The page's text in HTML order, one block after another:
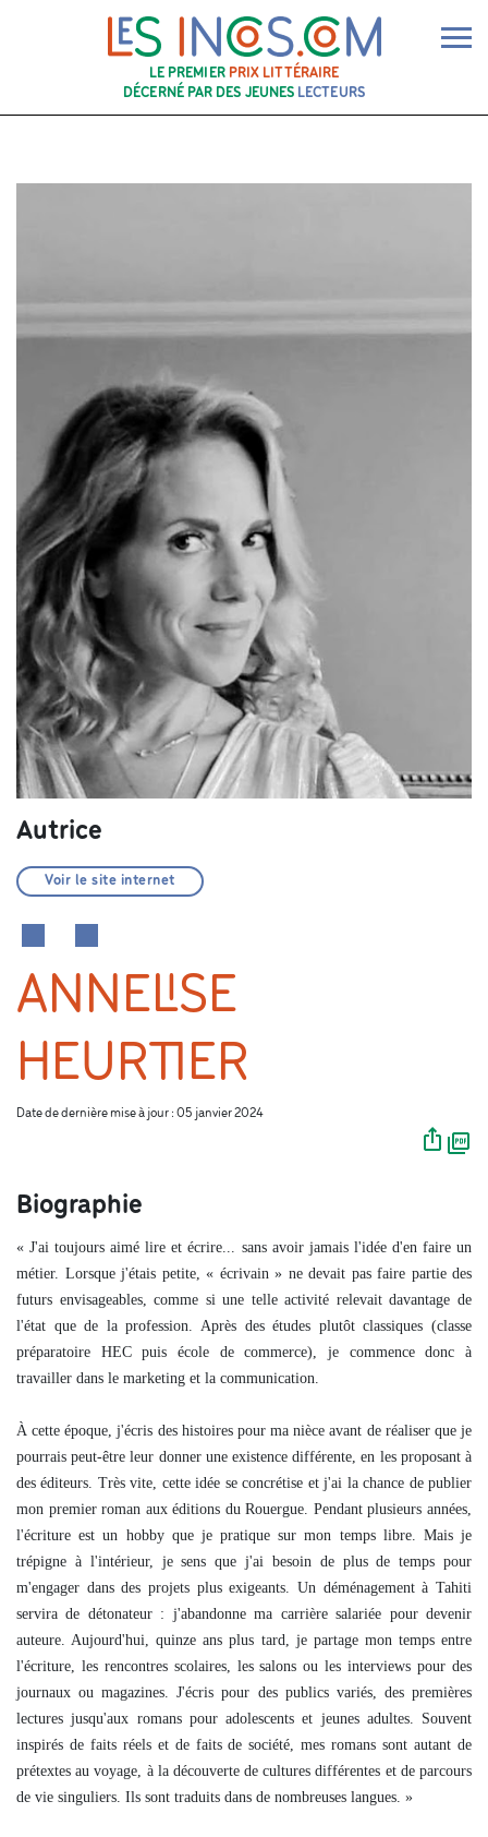
LE PREMIER PRIX LITTÉRAIRE
DÉCERNÉ PAR DES JEUNES LECTEURS
Autrice
Voir le site internet
ANNELISE
HEURTIER
Date de dernière mise à jour : 05 janvier 2024
Biographie
«J'ai toujours aimé lire et écrire... sans avoir jamais l'idée d'en faire un
métier. Lorsque j'étais petite, « écrivain » ne devait pas faire partie des
futurs envisageables, comme si une telle activité relevait davantage de
l'état que de la profession. Après des études plutôt classiques (classe
préparatoire HEC puis école de commerce), je commence donc à
travailler dans le marketing et la communication.
À cette époque, j'écris des histoires pour ma nièce avant de réaliser que je
pourrais peut-être leur donner une existence différente, en les proposant à
des éditeurs. Très vite, cette idée se concrétise et j'ai la chance de publier
mon premier roman aux éditions du Rouergue. Pendant plusieurs années,
l'écriture est un hobby que je pratique sur mon temps libre. Mais je
trépigne à l'intérieur, je sens que j'ai besoin de plus de temps pour
m'engager dans des projets plus exigeants. Un déménagement à Tahiti
servira de détonateur : j'abandonne ma carrière salariée pour devenir
auteure. Aujourd'hui, quinze ans plus tard, je partage mon temps entre
l'écriture, les rencontres scolaires, les salons ou les interviews pour des
journaux ou magazines. J'écris pour des publics variés, des premières
lectures jusqu'aux romans pour adolescents et jeunes adultes. Souvent
inspirés de faits réels et de faits de société, mes romans sont autant de
prétextes au voyage, à la découverte de cultures différentes et de parcours
de vie singuliers. Ils sont traduits dans de nombreuses langues. »